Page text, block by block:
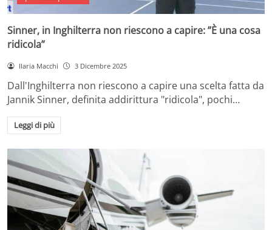
Sinner, in Inghilterra non riescono a capire: ”È una cosa
ridicola”
Ilaria Macchi 3 Dicembre 2025
Dall'Inghilterra non riescono a capire una scelta fatta da
Jannik Sinner, definita addirittura "ridicola", pochi…
Leggi di più